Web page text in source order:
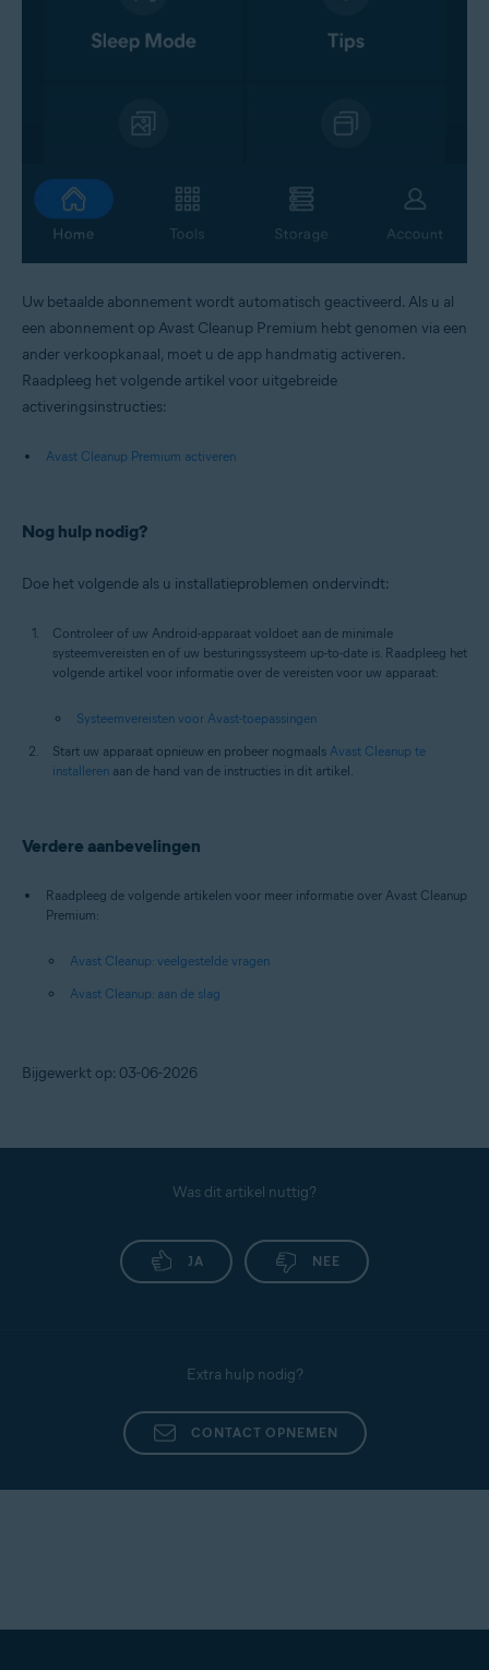
Uw betaalde abonnement wordt automatisch geactiveerd. Als u al
een abonnement op Avast Cleanup Premium hebt genomen via een
ander verkoopkanaal, moet u de app handmatig activeren.
Raadpleeg het volgende artikel voor uitgebreide
activeringsinstructies:
Avast Cleanup Premium activeren
Nog hulp nodig?
Doe het volgende als u installatieproblemen ondervindt:
Controleer of uw Android-apparaat voldoet aan de minimale
systeemvereisten en of uw besturingssysteem up-to-date is. Raadpleeg het
volgende artikel voor informatie over de vereisten voor uw apparaat:
Systeemvereisten voor Avast-toepassingen
Start uw apparaat opnieuw en probeer nogmaals Avast Cleanup te
installeren aan de hand van de instructies in dit artikel.
Verdere aanbevelingen
Raadpleeg de volgende artikelen voor meer informatie over Avast Cleanup
Premium:
Avast Cleanup: veelgestelde vragen
Avast Cleanup: aan de slag
Bijgewerkt op: 03-06-2026
Was dit artikel nuttig?
JA NEE
Extra hulp nodig?
CONTACT OPNEMEN